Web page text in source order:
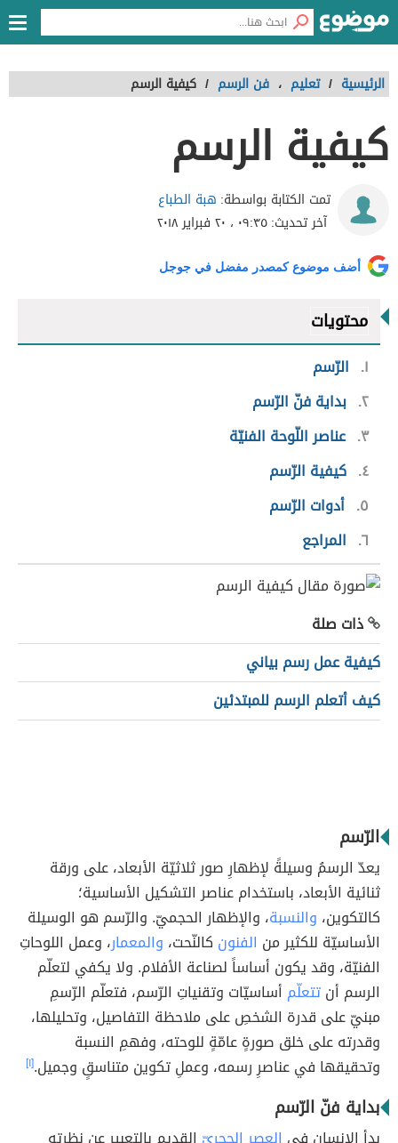
الرئيسية / تعليم ، فن الرسم / كيفية الرسم
كيفية الرسم
تمت الكتابة بواسطة: هبة الطباع
آخر تحديث:٠٩:٣٥ ، ٢٠ فبراير ٢٠١٨
أضف موضوع كمصدر مفضل في جوجل
محتويات
١
الرّسم
٢ بداية فنّ الرّسم
٣ عناصر اللّوحة الفنيّة
٤ كيفية الرّسم
٥ أدوات الرّسم
٦ المراجع
ذات صلة
كيفية عمل رسم بياني
كيف أتعلم الرسم للمبتدئين
الرّسم
يعدّ الرسمُ وسيلةً لإظهارِ صور ثلاثيّة الأبعاد، على ورقة
ثنائية الأبعاد، باستخدام عناصر التشكيل الأساسية؛
كالتكوين، والنسبة، والإظهار الحجميّ. والرّسم هو الوسيلة
الأساسيّة للكثير من الفنون كالنّحت، والمعمار، وعمل اللوحاتِ
الفنيّة، وقد يكون أساساً لصناعة الأفلام. ولا يكفي لتعلّم
الرسم أنتتعلّم أساسيّات وتقنياتِ الرّسم، فتعلّم الرّسمِ
مبنيّ على قدرة الشخصِ على ملاحظة التفاصيل، وتحليلها،
وقدرته على خلق صورةٍ عامّةٍ للوحته، وفهمِ النسبة
وتحقيقها في عناصرِ رسمه، وعملِ تكوين متناسقٍ وجميل.[١]
بداية فنّ الرّسم